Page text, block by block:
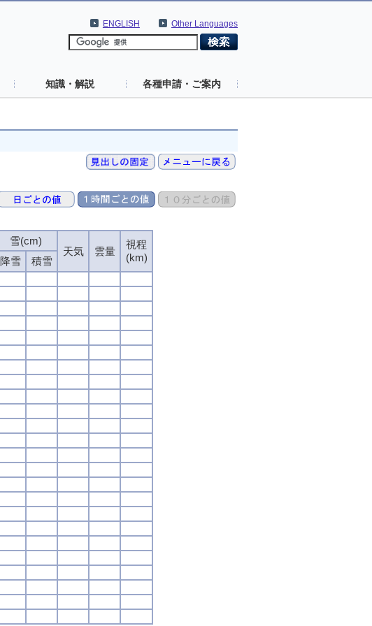
Other Languages
ENGLISH
知識・解説 各種申請・ご案内
雪(cm)
天気
雲量
視程
(km)
降雪
積雪